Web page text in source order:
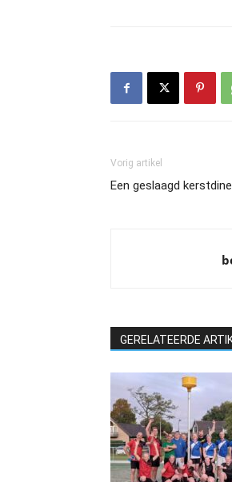
Vorig artikel
Een geslaagd
GERELATEERDE